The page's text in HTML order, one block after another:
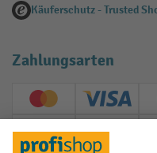
Käuferschutz - Trusted
Zahlungsarten
Creditcard (Master)
PayPal